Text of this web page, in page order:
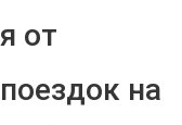
я от
поездок на